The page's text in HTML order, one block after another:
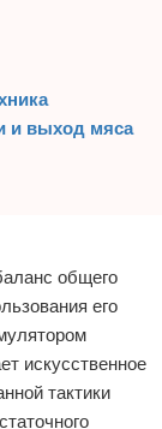
и выход мяса
общего
его
искусственное
тактики